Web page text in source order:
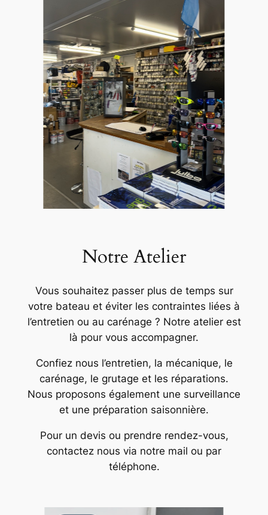
Notre Atelier
Vous souhaitez passer plus de temps sur
votre bateau et éviter les contraintes liées à
l’entretien ou au carénage ? Notre atelier est
là pour vous accompagner.
Confiez nous l’entretien, la mécanique, le
carénage, le grutage et les réparations.
Nous proposons également une surveillance
et une préparation saisonnière.
Pour un devis ou prendre rendez-vous,
contactez nous via notre mail ou par
téléphone.